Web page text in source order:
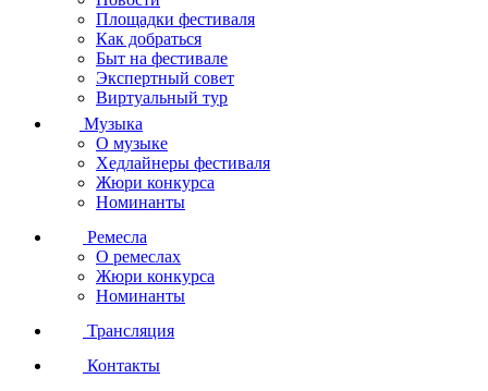
Площадки фестиваля
Как добраться
Быт на фестивале
Экспертный совет
Виртуальный тур
Музыка
О музыке
Хедлайнеры фестиваля
Жюри конкурса
Номинанты
Ремесла
О ремеслах
Жюри конкурса
Номинанты
Трансляция
Контакты